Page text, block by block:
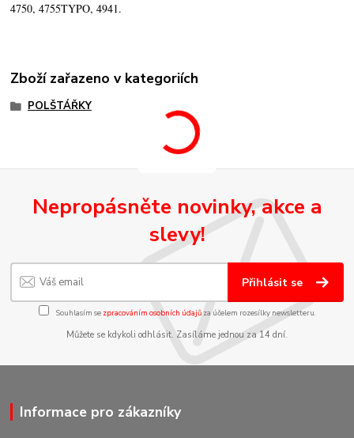
4750, 4755TYPO, 4941.
Zboží zařazeno v kategoriích
POLŠTÁŘKY
Nepropásněte novinky, akce a
slevy!
Přihlásit se
Souhlasím se zpracováním osobních údajůza účelem rozesílky newsletteru.
Můžete se kdykoli odhlásit. Zasíláme jednou za 14 dní.
Informace pro zákazníky